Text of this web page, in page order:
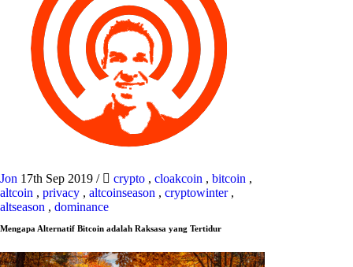
Jon 17th Sep 2019 / crypto , cloakcoin , bitcoin ,
altcoin , privacy , altcoinseason , cryptowinter,
altseason , dominance
Mengapa Alternatif Bitcoin adalah Raksasa yang Tertidur